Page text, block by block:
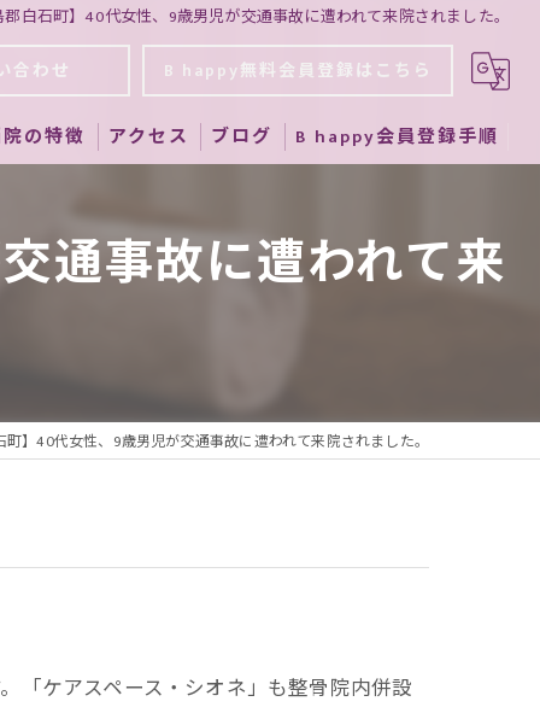
郡白石町】40代女性、9歳男児が交通事故に遭われて来院されました。
合わせ B happy無料会員登録はこちら
の特徴
筋膜リリース
盤矯正
容用品販売
アクセス ブログ B happy会員登録手順
通事故に遭われて来
町】40代女性、9歳男児が交通事故に遭われて来院されました。
「ケアスペース・シオネ」も整骨院内併設